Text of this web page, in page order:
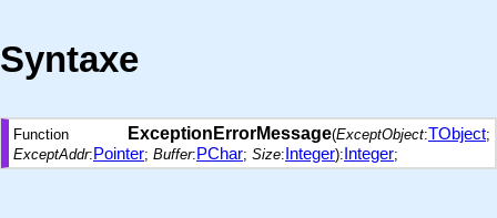
Syntaxe
Function ExceptionErrorMessage(ExceptObject:TObject;
ExceptAddr:Pointer; Buffer:PChar; Size:Integer):Integer;